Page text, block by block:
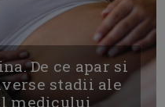
De ce apar si
stadii ale
medicului